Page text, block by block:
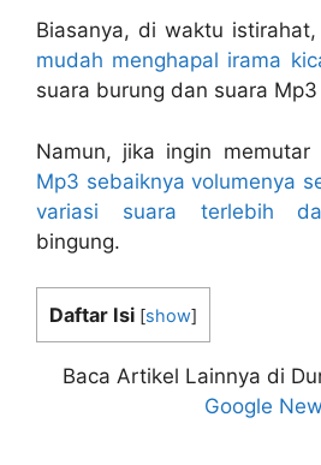
Biasanya, di waktu istirahat,
mudah menghapal irama
suara burung dan suara
Namun, jika ingin memutar
Mp3 sebaiknya volumenya
variasi suara terlebih
bingung.
Daftar Isi [show]
Baca Artikel Lainnya di
Google